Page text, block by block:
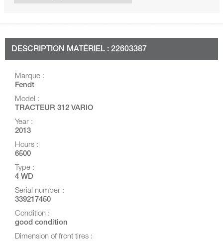
DESCRIPTION MATÉRIEL : 22603387
Marque :
Fendt
Model :
TRACTEUR 312 VARIO
Year :
2013
Hours :
6500
Type :
4 WD
Serial number :
339217450
Condition :
good condition
Dimension of front tires :